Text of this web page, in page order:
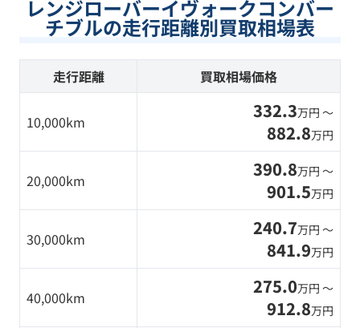
レンジローバーイヴォークコンバー
チブルの走行距離別買取相場表
走行距離 買取相場価格
10,000km 332.3万円 〜
882.8万円
20,000km 390.8万円 〜
901.5万円
30,000km 240.7万円 〜
841.9万円
40,000km 275.0万円 〜
912.8万円